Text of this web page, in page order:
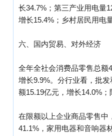
长34.7%；第三产业用电量
增长15.4%；乡村居民用电
六、国内贸易、对外经济
全年全社会消费品零售总额
增长9.9%。分行业看，批
额15.19亿元，增长14.0%；
在限额以上企业商品零售中
41.1%，家用电器和音响器